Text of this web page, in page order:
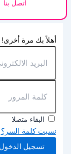
اتصل بنا
أهلاً بك مرة أخرى!
البقاء متصلا
نسيت كلمة السر؟
تسجيل الدخول